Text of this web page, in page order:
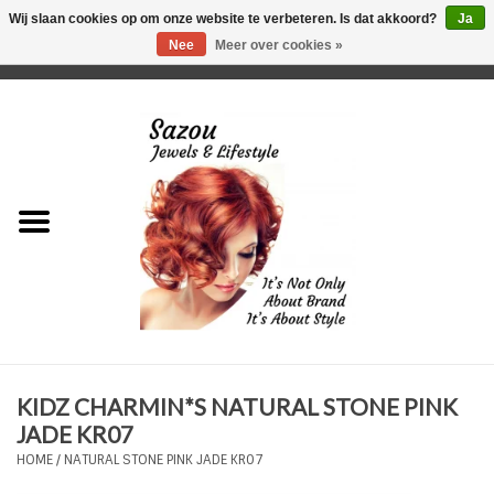
Just for Him
Plus Size Sieraden
KIDZ CHARMIN*S NATURAL STONE PINK
JADE KR07
HOME/ NATURAL STONE PINK JADE KR07
Wij slaan cookies op om onze website te verbeteren. Is dat akkoord?
Ja
Nee
Meer over cookies »